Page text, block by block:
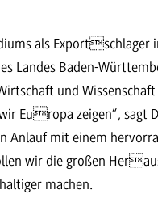
als Exportschlager
Landes Baden-
und
Europa zeigen“, sagt
Anlauf mit einem
wir die großen
machen.